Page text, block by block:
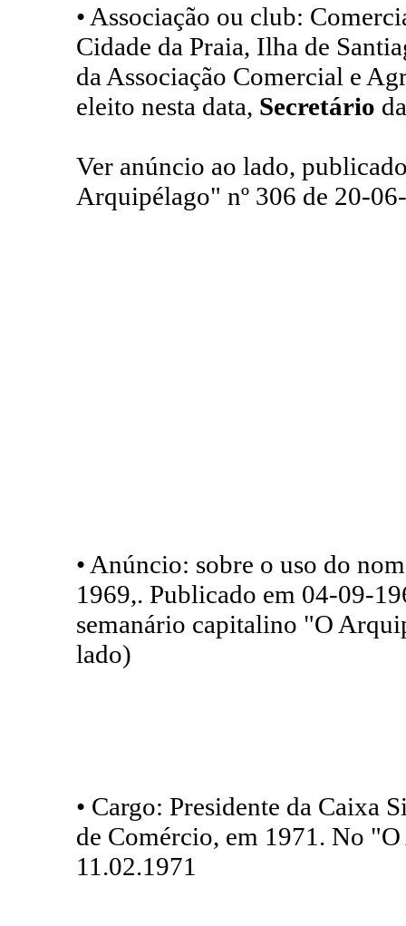
• Associação ou club:
Cidade da Praia, Ilha de
da Associação Comercial e
eleito nesta data, Secretário
Ver anúncio ao lado,
Arquipélago" nº 306 de 20-
• Anúncio: sobre o uso do
1969,. Publicado em 04-09-
semanário capitalino "O
lado)
• Cargo: Presidente da Caixa
de Comércio, em 1971. No
11.02.1971